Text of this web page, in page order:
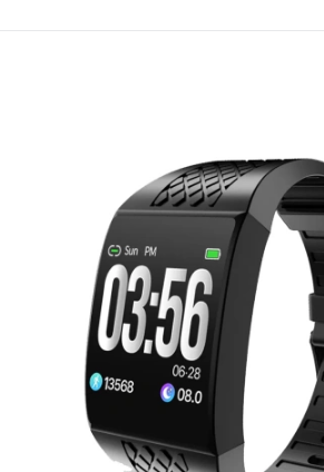
Оплачивайте сегодня только
% картой любого банка
Получайте товар
выбранный способом
Оставшиеся75
% будут
списываться
с вашей карты
по25%каждые 2 недели